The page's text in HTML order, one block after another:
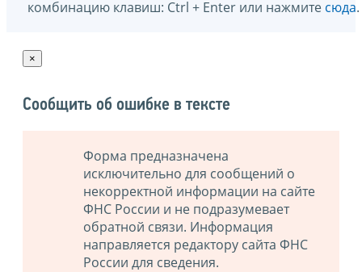
комбинацию клавиш: Ctrl + Enter или нажмите сюда.
×
Сообщить об ошибке в тексте
Форма предназначена
исключительно для сообщений о
некорректной информации на сайте
ФНС России и не подразумевает
обратной связи. Информация
направляется редактору сайта ФНС
России для сведения.